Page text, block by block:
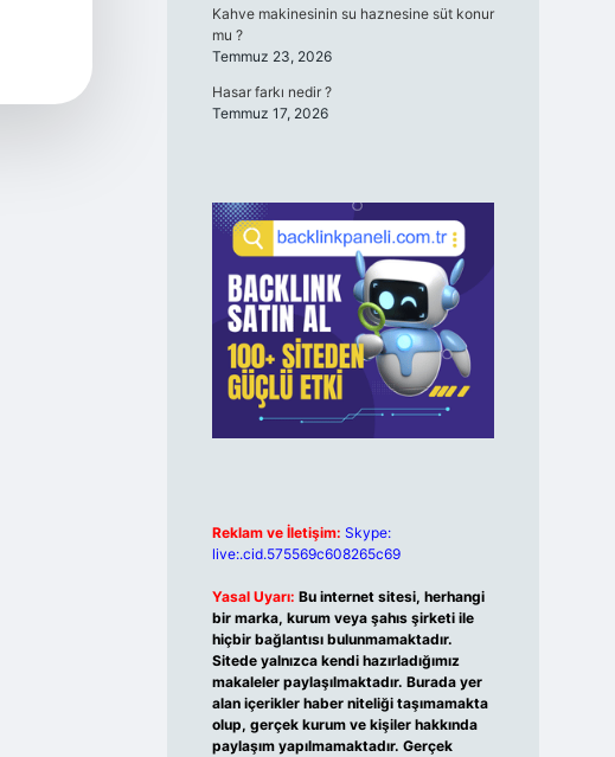
Kahve makinesinin su haznesine süt konur
mu ?
Temmuz 23, 2026
Hasar farkı nedir ?
Temmuz 17, 2026
Reklam ve İletişim: Skype:
live:.cid.575569c608265c69
Yasal Uyarı: Bu internet sitesi, herhangi
bir marka, kurum veya şahıs şirketi ile
hiçbir bağlantısı bulunmamaktadır.
Sitede yalnızca kendi hazırladığımız
makaleler paylaşılmaktadır. Burada yer
alan içerikler haber niteliği taşımamakta
olup, gerçek kurum ve kişiler hakkında
paylaşım yapılmamaktadır. Gerçek